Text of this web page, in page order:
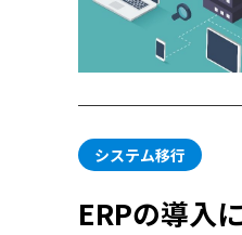
システム移行
ERPの導入